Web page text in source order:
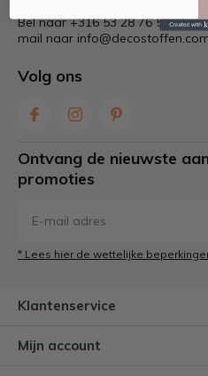
Bel naar +316 53 28 76 55 of
mail naar
Volg ons
Ontvang de nieuwste
promoties
* Lees hier de wettelijke
Klantenservice
Mijn account